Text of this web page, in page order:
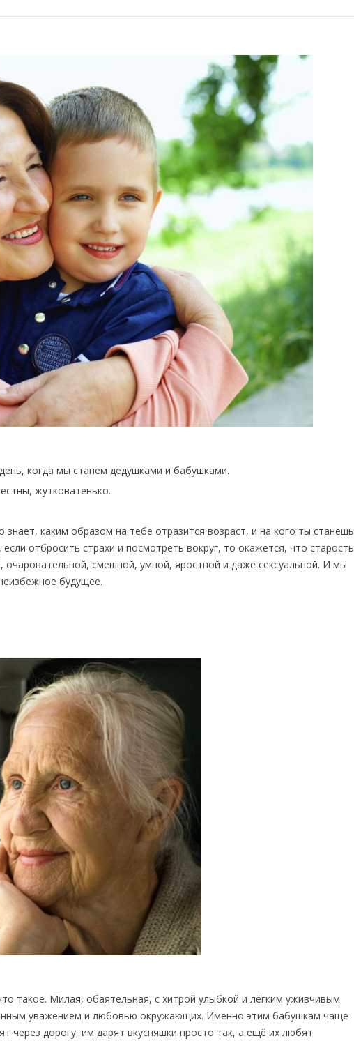
когда мы станем дедушками и бабушками.
жутковатенько.
каким образом на тебе отразится возраст, и на кого ты станешь
отбросить страхи и посмотреть вокруг, то окажется, что старость
смешной, умной, яростной и даже сексуальной. И мы
будущее.
такое. Милая, обаятельная, с хитрой улыбкой и лёгким уживчивым
уважением и любовью окружающих. Именно этим бабушкам чаще
через дорогу, им дарят вкусняшки просто так, а ещё их любят